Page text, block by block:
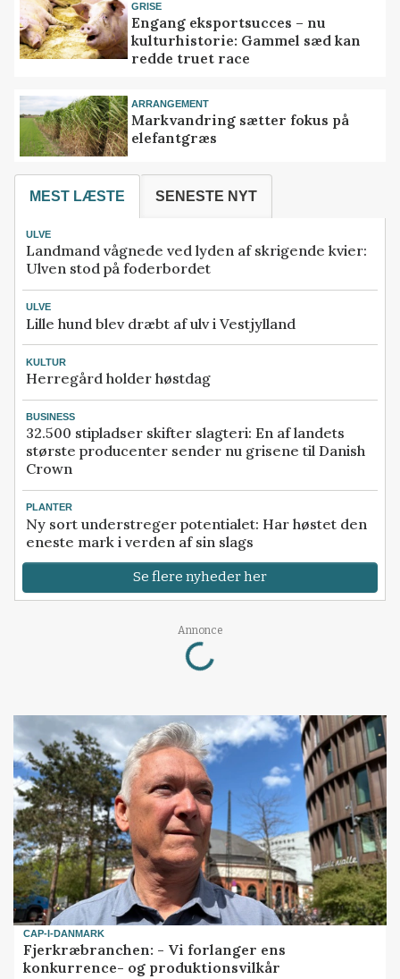
GRISE
Engang eksportsucces – nu
kulturhistorie: Gammel sæd kan
redde truet race
ARRANGEMENT
Markvandring sætter fokus på
elefantgræs
MEST LÆSTE SENESTE NYT
ULVE
Landmand vågnede ved lyden af skrigende kvier:
Ulven stod på foderbordet
ULVE
Lille hund blev dræbt af ulv i Vestjylland
KULTUR
Herregård holder høstdag
BUSINESS
32.500 stipladser skifter slagteri: En af landets
største producenter sender nu grisene til Danish
Crown
PLANTER
Ny sort understreger potentialet: Har høstet den
eneste mark i verden af sin slags
Se flere nyheder her
Annonce
Loading...
CAP-I-DANMARK
Fjerkræbranchen: - Vi forlanger ens
konkurrence- og produktionsvilkår